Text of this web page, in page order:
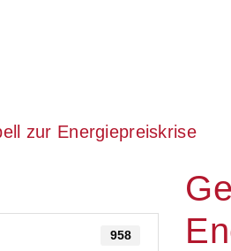
zur Energiepreiskrise
958